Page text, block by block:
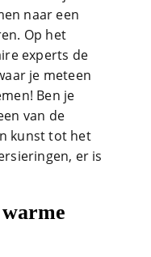
naar een
Op het
experts de
je meteen
Ben je
van de
kunst tot het
er is